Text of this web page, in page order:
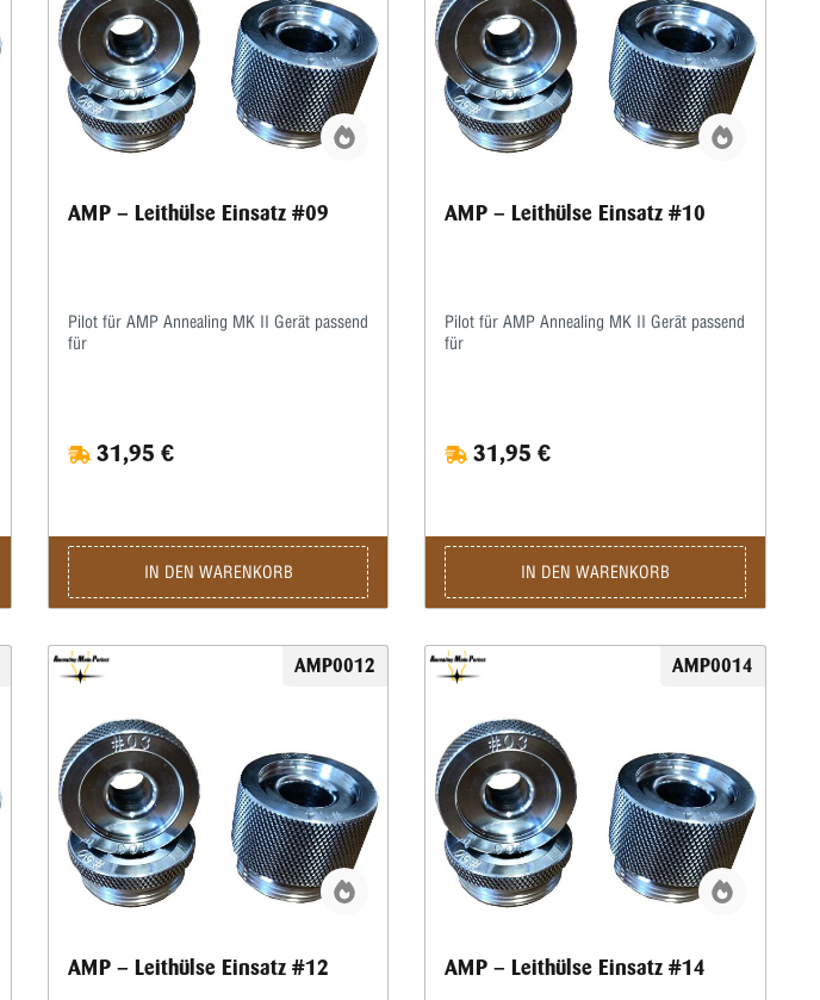
Schnell auf- und umzubauen •
Benutzerzugriff für zukünftige Teile-Upgrades
und Ersatzteile • Die Geräte sind auf
Langlebigkeit ausgelegt und haben
Hunderttausende von Zyklen durchgeführt,
ohne dass Teile ausgetauscht werden
mussten.
AMP – Leithülse Einsatz #09
Pilot für AMP Annealing MK II Gerät passend
für
31,95 €
IN DEN WARENKORB
AMP – Leithülse Einsatz #10
Pilot für AMP Annealing MK II Gerät passend
für
31,95 €
IN DEN WARENKORB
AMP0012
AMP – Leithülse Einsatz #12
AMP0014
AMP – Leithülse Einsatz #14